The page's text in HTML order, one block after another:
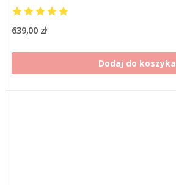
639,00 zł
Dodaj do koszyka